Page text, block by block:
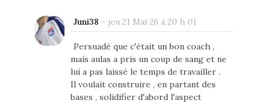
Juni38 - jeu 21 Mai 26 à 20 h 01
Persuadé que c'était un bon coach ,
mais aulas a pris un coup de sang et ne
lui a pas laissé le temps de travailler .
Il voulait construire , en partant des
bases , solidifier d'abord l'aspect